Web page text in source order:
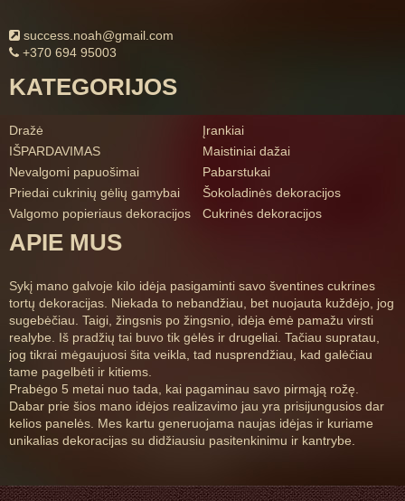
success.noah@gmail.com
+370 694 95003
KATEGORIJOS
Dražė
Įrankiai
IŠPARDAVIMAS
Maistiniai dažai
Nevalgomi papuošimai
Pabarstukai
Priedai cukrinių gėlių gamybai
Šokoladinės dekoracijos
Valgomo popieriaus dekoracijos
Cukrinės dekoracijos
APIE MUS
Sykį mano galvoje kilo idėja pasigaminti savo šventines cukrines
tortų dekoracijas. Niekada to nebandžiau, bet nuojauta kuždėjo, jog
sugebėčiau. Taigi, žingsnis po žingsnio, idėja ėmė pamažu virsti
realybe. Iš pradžių tai buvo tik gėlės ir drugeliai. Tačiau supratau,
jog tikrai mėgaujuosi šita veikla, tad nusprendžiau, kad galėčiau
tame pagelbėti ir kitiems.
Prabėgo 5 metai nuo tada, kai pagaminau savo pirmąją rožę.
Dabar prie šios mano idėjos realizavimo jau yra prisijungusios dar
kelios panelės. Mes kartu generuojama naujas idėjas ir kuriame
unikalias dekoracijas su didžiausiu pasitenkinimu ir kantrybe.